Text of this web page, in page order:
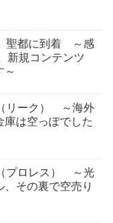
聖都に到着 ～感
新規コンテンツ
～
リーク） ～海外
庫は空っぽでした
プロレス） ～光
、その裏で空売り